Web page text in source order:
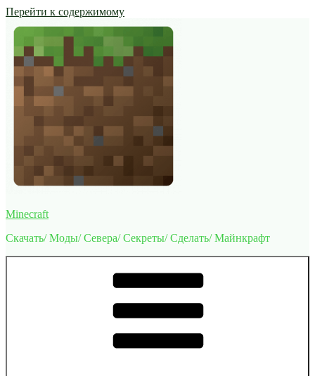
Перейти к содержимому
Minecraft
Скачать/ Моды/ Севера/ Секреты/ Сделать/ Майнкрафт